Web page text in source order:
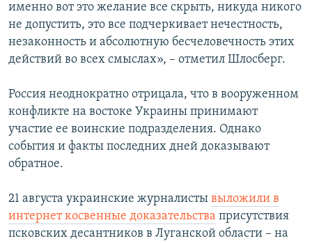
именно вот это желание все скрыть, никуда никого
не допустить, это все подчеркивает нечестность,
незаконность и абсолютную бесчеловечность этих
действий во всех смыслах», – отметил Шлосберг.
Россия неоднократно отрицала, что в вооруженном
конфликте на востоке Украины принимают
участие ее воинские подразделения. Однако
события и факты последних дней доказывают
обратное.
21 августа украинские журналисты выложили в
интернет косвенные доказательства присутствия
псковских десантников в Луганской области – на